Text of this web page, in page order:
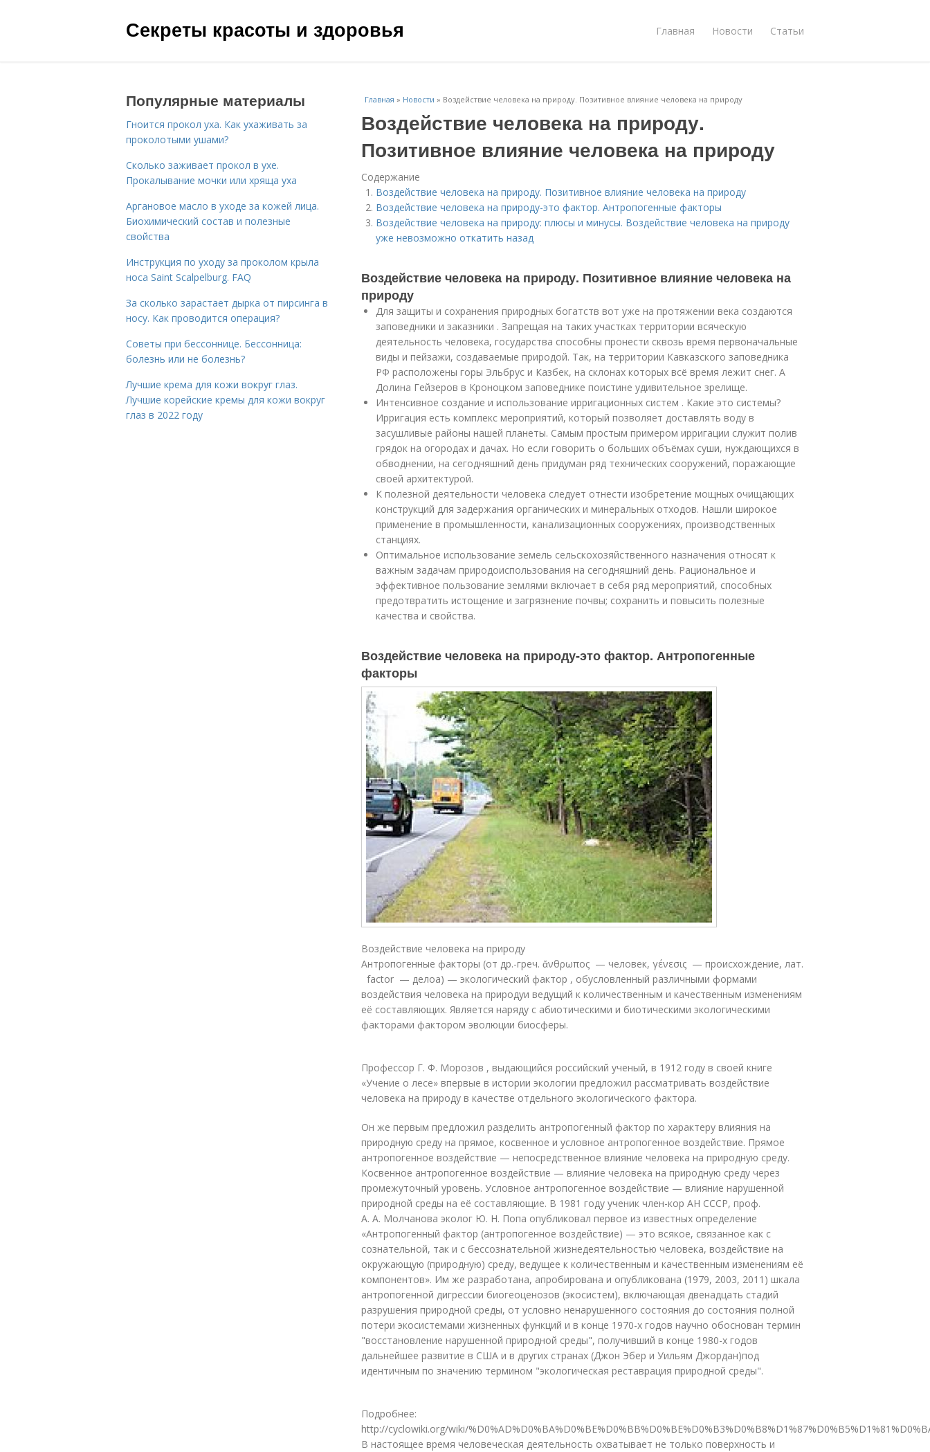
Секреты красоты и здоровья Главная Новости Статьи
Главная » Новости » Воздействие человека на природу. Позитивное влияние человека на природу
Воздействие человека на природу.
Позитивное влияние человека на природу
Содержание
Воздействие человека на природу. Позитивное влияние человека на природу
Воздействие человека на природу-это фактор. Антропогенные факторы
Воздействие человека на природу: плюсы и минусы. Воздействие человека на природу
уже невозможно откатить назад
Воздействие человека на природу. Позитивное влияние человека на
природу
Для защиты и сохранения природных богатств вот уже на протяжении века создаются
заповедники и заказники . Запрещая на таких участках территории всяческую
деятельность человека, государства способны пронести сквозь время первоначальные
виды и пейзажи, создаваемые природой. Так, на территории Кавказского заповедника
РФ расположены горы Эльбрус и Казбек, на склонах которых всё время лежит снег. А
Долина Гейзеров в Кроноцком заповеднике поистине удивительное зрелище.
Интенсивное создание и использование ирригационных систем . Какие это системы?
Ирригация есть комплекс мероприятий, который позволяет доставлять воду в
засушливые районы нашей планеты. Самым простым примером ирригации служит полив
грядок на огородах и дачах. Но если говорить о больших объёмах суши, нуждающихся в
обводнении, на сегодняшний день придуман ряд технических сооружений, поражающие
своей архитектурой.
К полезной деятельности человека следует отнести изобретение мощных очищающих
конструкций для задержания органических и минеральных отходов. Нашли широкое
применение в промышленности, канализационных сооружениях, производственных
станциях.
Оптимальное использование земель сельскохозяйственного назначения относят к
важным задачам природоиспользования на сегодняшний день. Рациональное и
эффективное пользование землями включает в себя ряд мероприятий, способных
предотвратить истощение и загрязнение почвы; сохранить и повысить полезные
качества и свойства.
Воздействие человека на природу-это фактор. Антропогенные
факторы
Воздействие человека на природу
Антропогенные факторы (от др.-греч. ἄνθρωπος — человек, γένεσις — происхождение, лат.
factor — делоа) — экологический фактор , обусловленный различными формами
воздействия человека на природуи ведущий к количественным и качественным изменениям
её составляющих. Является наряду с абиотическими и биотическими экологическими
факторами фактором эволюции биосферы.
Профессор Г. Ф. Морозов , выдающийся российский ученый, в 1912 году в своей книге
«Учение о лесе» впервые в истории экологии предложил рассматривать воздействие
человека на природу в качестве отдельного экологического фактора.
Он же первым предложил разделить антропогенный фактор по характеру влияния на
природную среду на прямое, косвенное и условное антропогенное воздействие. Прямое
антропогенное воздействие — непосредственное влияние человека на природную среду.
Косвенное антропогенное воздействие — влияние человека на природную среду через
промежуточный уровень. Условное антропогенное воздействие — влияние нарушенной
природной среды на её составляющие. В 1981 году ученик член-кор АН СССР, проф.
А. А. Молчанова эколог Ю. Н. Попа опубликовал первое из известных определение
«Антропогенный фактор (антропогенное воздействие) — это всякое, связанное как с
сознательной, так и с бессознательной жизнедеятельностью человека, воздействие на
окружающую (природную) среду, ведущее к количественным и качественным изменениям её
компонентов». Им же разработана, апробирована и опубликована (1979, 2003, 2011) шкала
антропогенной дигрессии биогеоценозов (экосистем), включающая двенадцать стадий
разрушения природной среды, от условно ненарушенного состояния до состояния полной
потери экосистемами жизненных функций и в конце 1970-х годов научно обоснован термин
"восстановление нарушенной природной среды", получивший в конце 1980-х годов
дальнейшее развитие в США и в других странах (Джон Эбер и Уильям Джордан)под
идентичным по значению термином "экологическая реставрация природной среды".
Подробнее:
http://cyclowiki.org/wiki/
В настоящее время человеческая деятельность охватывает не только поверхность и
Популярные материалы
Гноится прокол уха. Как ухаживать за
проколотыми ушами?
Сколько заживает прокол в ухе.
Прокалывание мочки или хряща уха
Аргановое масло в уходе за кожей лица.
Биохимический состав и полезные
свойства
Инструкция по уходу за проколом крыла
носа Saint Scalpelburg. FAQ
За сколько зарастает дырка от пирсинга в
носу. Как проводится операция?
Советы при бессоннице. Бессонница:
болезнь или не болезнь?
Лучшие крема для кожи вокруг глаз.
Лучшие корейские кремы для кожи вокруг
глаз в 2022 году